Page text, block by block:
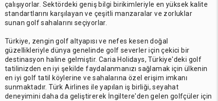
çalışıyorlar. Sektördeki geniş bilgi birikimleriyle en yüksek kalite
standartlarını karşılayan ve çeşitli manzaralar ve zorluklar
sunan golf sahalarını seçiyorlar.
Türkiye, zengin golf altyapısı ve nefes kesen doğal
güzellikleriyle dünya genelinde golf severler için çekici bir
destinasyon haline gelmiştir. Caria Holidays, Türkiye'deki golf
tatilinizden en iyi şekilde faydalanmanızı sağlamak için ülkenin
en iyi golf tatil köylerine ve sahalarına özel erişim imkanı
sunmaktadır. Türk Airlines ile yapılan iş birliği, seyahat
deneyimini daha da geliştirerek İngiltere'den gelen golfçüler için